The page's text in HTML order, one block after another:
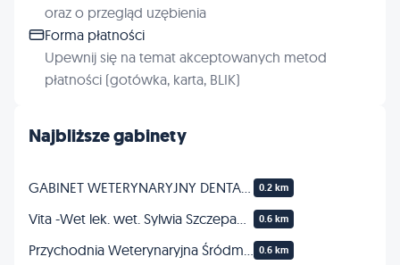
Najbliższe gabinety
0.2 km
0.6 km
0.6 km
oraz o przegląd uzębienia
Forma płatności
Upewnij się na temat akceptowanych metod
płatności (gotówka, karta, BLIK)